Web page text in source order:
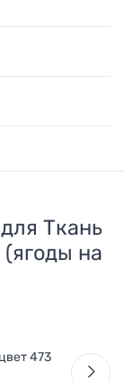
Ткань
на
473